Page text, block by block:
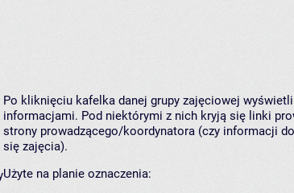
Po kliknięciu kafelka danej grupy zajęciowej
informacjami. Pod niektórymi z nich kryją się linki
strony prowadzącego/koordynatora (czy informacji
się zajęcia).
Użyte na planie oznaczenia: